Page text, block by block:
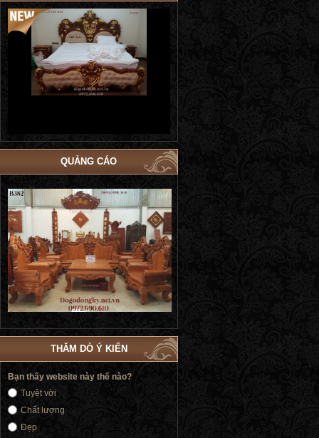
Bộ Giường Cô Dâu Dát Vàng | Giường
Cưới Nữ Hoàng Siêu Sang Trọng GN184
Bộ Giường Ngủ Tủ Áo Phòng
| Đồ Gỗ Phú Hải GN183
QUẢNG CÁO
THĂM DÒ Ý KIẾN
Bạn thấy website này thế nào?
Tuyệt vời
Chất lượng
Đẹp